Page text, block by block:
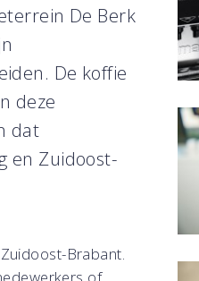
De Berk
De koffie
deze
dat
en Zuidoost-
Brabant.